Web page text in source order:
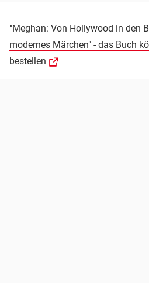
"Meghan: Von Hollywood in den
modernes Märchen" - das Buch
bestellen